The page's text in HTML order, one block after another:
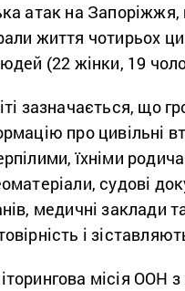
атак на
життя чотирьох
(22 жінки, 19
зазначається, що
про цивільні
їхніми
судові
медичні заклади
і
місія ООН